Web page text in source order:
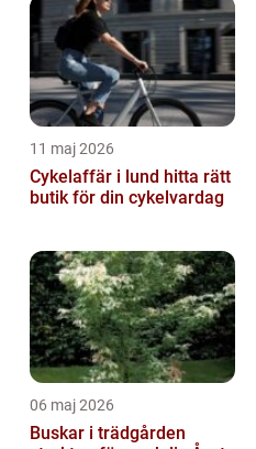
11 maj 2026
Cykelaffär i lund hitta rätt
butik för din cykelvardag
06 maj 2026
Buskar i trädgården